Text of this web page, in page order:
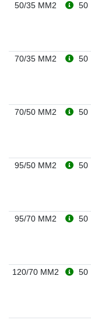
50/35 MM2
50
70/35 MM2
50
70/50 MM2
50
95/50 MM2
50
95/70 MM2
50
120/70 MM2
50